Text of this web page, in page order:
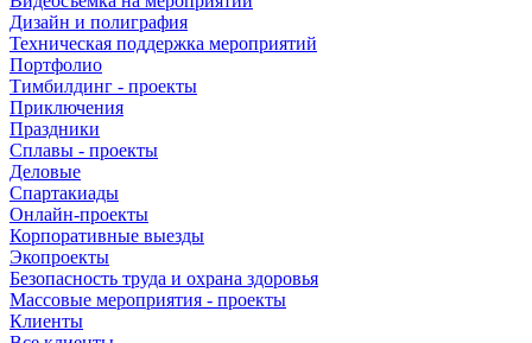
Дизайн и полиграфия
Техническая поддержка мероприятий
Портфолио
Тимбилдинг - проекты
Приключения
Праздники
Сплавы - проекты
Деловые
Спартакиады
Онлайн-проекты
Корпоративные выезды
Экопроекты
Безопасность труда и охрана здоровья
Массовые мероприятия - проекты
Клиенты